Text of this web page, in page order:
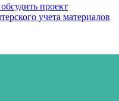
проект
учета материалов